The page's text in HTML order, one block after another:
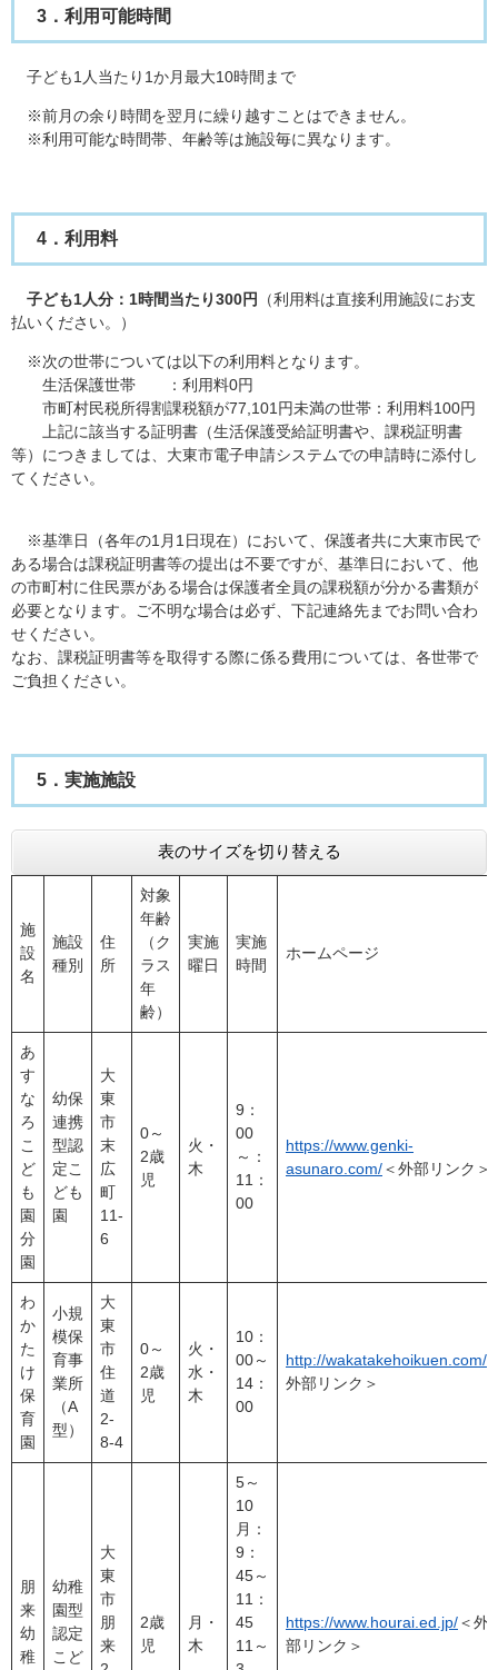
3．利用可能時間
子ども1人当たり1か月最大10時間まで
※前月の余り時間を翌月に繰り越すことはできません。
※利用可能な時間帯、年齢等は施設毎に異なります。
4．利用料
子ども1人分：1時間当たり300円
（利用料は直接利用施設にお支
払いください。）
※次の世帯については以下の利用料となります。
生活保護世帯 ：利用料0円
市町村民税所得割課税額が77,101円未満の世帯：利用料100円
上記に該当する証明書（生活保護受給証明書や、課税証明書
等）につきましては、大東市電子申請システムでの申請時に添付し
てください。
※基準日（各年の1月1日現在）において、保護者共に大東市民で
ある場合は課税証明書等の提出は不要ですが、基準日において、他
の市町村に住民票がある場合は保護者全員の課税額が分かる書類が
必要となります。ご不明な場合は必ず、下記連絡先までお問い合わ
せください。
なお、課税証明書等を取得する際に係る費用については、各世帯で
ご負担ください。
5．実施施設
表のサイズを切り替える
施
設
名
施設
種別
住
所
対象
年齢
（ク
ラス
年
齢）
実施
曜日
実施
時間
ホームページ
あ
す
な
ろ
こ
ど
も
園
分
園
幼保
連携
型認
定こ
ども
園
大
東
市
末
広
町
11-
6
0～
2歳
児
火・
木
9：
00
～：
11：
00
https://www.genki-
asunaro.com/＜外部リンク＞
わ
か
た
け
保
育
園
小規
模保
育事
業所
（A
型）
大
東
市
住
道
2-
8-4
0～
2歳
児
火・
水・
木
10：
00～
14：
00
http://wakatakehoikuen.com/
外部リンク＞
朋
来
幼
稚
幼稚
園型
認定
こど
大
東
市
朋
来
2歳
児
月・
木
5～
10
月：
9：
45～
11：
45
11～
https://www.hourai.ed.jp/＜外
部リンク＞